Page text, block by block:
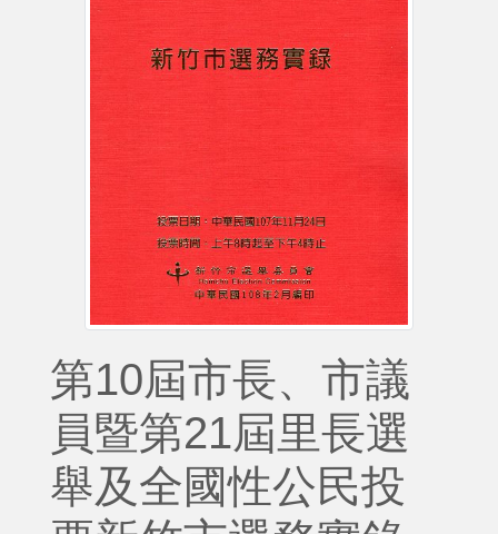
第10屆市長、市議
員暨第21屆里長選
舉及全國性公民投